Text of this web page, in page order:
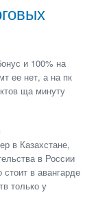
и 100% на
ее нет, а на пк
ща минуту
в Казахстане,
в России
в авангарде
только у